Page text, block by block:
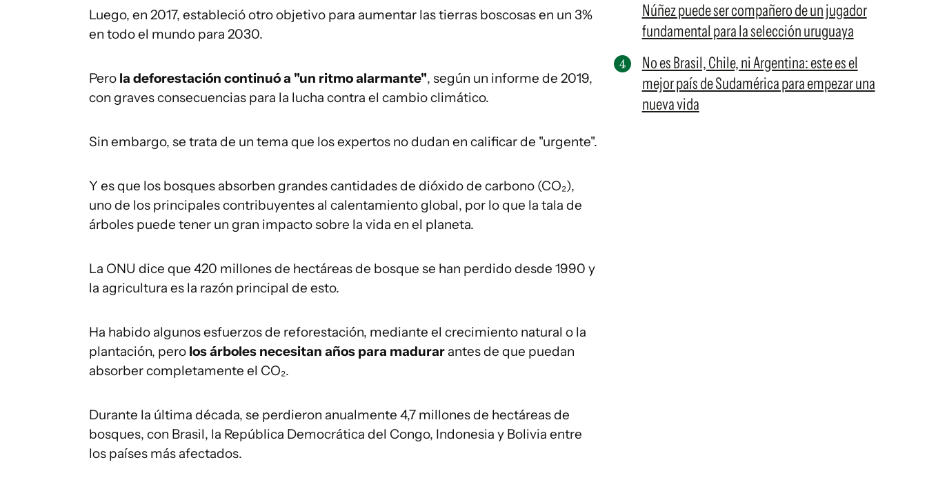
Luego, en 2017, estableció otro objetivo para aumentar las tierras boscosas en un 3%
en todo el mundo para 2030.
Pero la deforestación continuó a "un ritmo alarmante", según un informe de 2019,
con graves consecuencias para la lucha contra el cambio climático.
Sin embargo, se trata de un tema que los expertos no dudan en calificar de "urgente".
Y es que los bosques absorben grandes cantidades de dióxido de carbono (CO₂),
uno de los principales contribuyentes al calentamiento global, por lo que la tala de
árboles puede tener un gran impacto sobre la vida en el planeta.
La ONU dice que 420 millones de hectáreas de bosque se han perdido desde 1990 y
la agricultura es la razón principal de esto.
Ha habido algunos esfuerzos de reforestación, mediante el crecimiento natural o la
plantación, pero los árboles necesitan años para madurar antes de que puedan
absorber completamente el CO₂.
Durante la última década, se perdieron anualmente 4,7 millones de hectáreas de
bosques, con Brasil, la República Democrática del Congo, Indonesia y Bolivia entre
los países más afectados.
Núñez puede ser compañero de un jugador
fundamental para la selección uruguaya
No es Brasil, Chile, ni Argentina: este es el
mejor país de Sudamérica para empezar una
nueva vida